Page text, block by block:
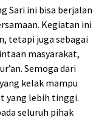
Sari ini bisa berjalan
Kegiatan ini
tetapi juga sebagai
masyarakat,
Semoga dari
kelak mampu
yang lebih tinggi.
seluruh pihak